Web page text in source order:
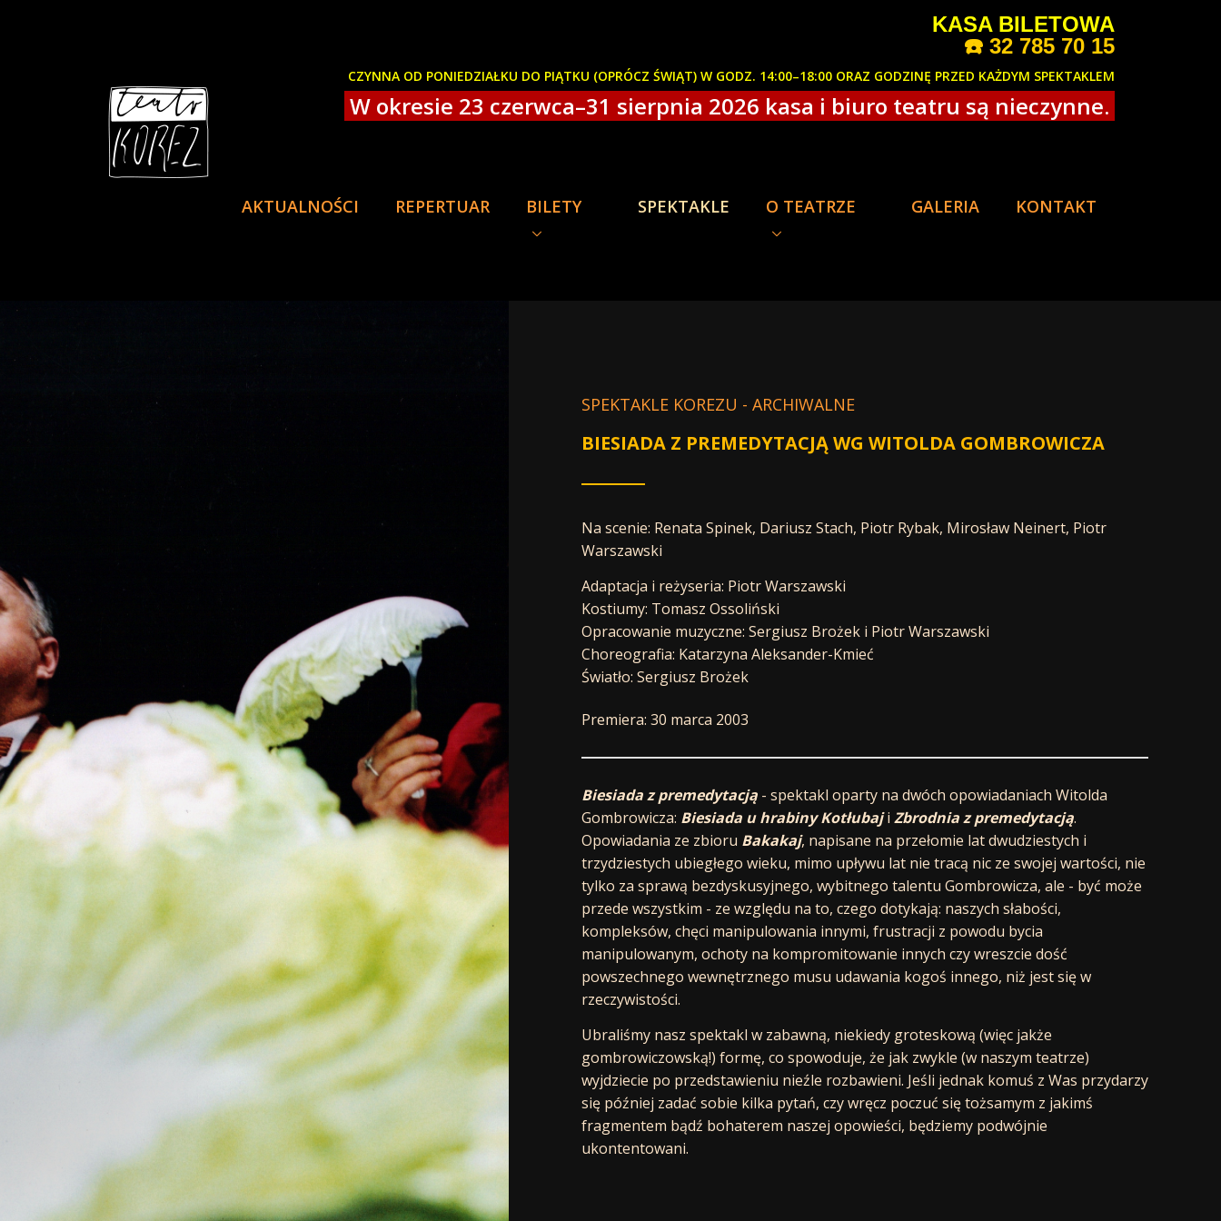
KASA BILETOWA
☎️ 32 785 70 15
CZYNNA OD PONIEDZIAŁKU DO PIĄTKU (OPRÓCZ ŚWIĄT) W GODZ. 14:00–18:00 ORAZ GODZINĘ PRZED KAŻDYM SPEKTAKLEM
W okresie 23 czerwca–31 sierpnia 2026 kasa i biuro teatru są nieczynne.
AKTUALNOŚCI REPERTUAR BILETY SPEKTAKLE O TEATRZE GALERIA KONTAKT
SPEKTAKLE KOREZU - ARCHIWALNE
BIESIADA Z PREMEDYTACJĄ WG WITOLDA GOMBROWICZA
Na scenie: Renata Spinek, Dariusz Stach, Piotr Rybak, Mirosław Neinert, Piotr
Warszawski
Adaptacja i reżyseria: Piotr Warszawski
Kostiumy: Tomasz Ossoliński
Opracowanie muzyczne: Sergiusz Brożek i Piotr Warszawski
Choreografia: Katarzyna Aleksander-Kmieć
Światło: Sergiusz Brożek
Premiera: 30 marca 2003
Biesiada z premedytacją - spektakl oparty na dwóch opowiadaniach Witolda
Gombrowicza: Biesiada u hrabiny Kotłubaji Zbrodnia z premedytacją.
Opowiadania ze zbioru Bakakaj, napisane na przełomie lat dwudziestych i
trzydziestych ubiegłego wieku, mimo upływu lat nie tracą nic ze swojej wartości, nie
tylko za sprawą bezdyskusyjnego, wybitnego talentu Gombrowicza, ale - być może
przede wszystkim - ze względu na to, czego dotykają: naszych słabości,
kompleksów, chęci manipulowania innymi, frustracji z powodu bycia
manipulowanym, ochoty na kompromitowanie innych czy wreszcie dość
powszechnego wewnętrznego musu udawania kogoś innego, niż jest się w
rzeczywistości.
Ubraliśmy nasz spektakl w zabawną, niekiedy groteskową (więc jakże
gombrowiczowską!) formę, co spowoduje, że jak zwykle (w naszym teatrze)
wyjdziecie po przedstawieniu nieźle rozbawieni. Jeśli jednak komuś z Was przydarzy
się później zadać sobie kilka pytań, czy wręcz poczuć się tożsamym z jakimś
fragmentem bądź bohaterem naszej opowieści, będziemy podwójnie
ukontentowani.